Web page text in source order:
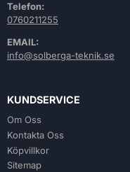
Telefon:
0760211255
EMAIL:
info@solberga-teknik.se
KUNDSERVICE
Om Oss
Kontakta Oss
Köpvillkor
Sitemap